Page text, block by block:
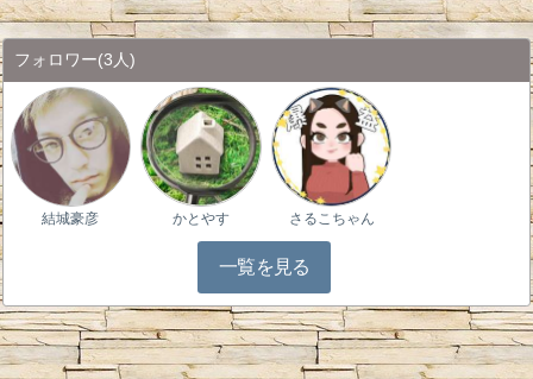
フォロワー(3人)
結城豪彦 かとやす さるこちゃん
一覧を見る